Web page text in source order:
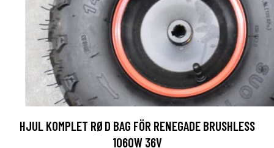
HJUL KOMPLET RØD BAG FÖR RENEGADE BRUSHLESS
1060W 36V